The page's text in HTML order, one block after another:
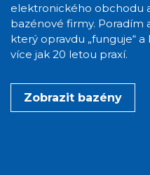
elektronického obchodu
bazénové firmy. Poradím
který opravdu „funguje“
více jak 20 letou praxí.
Zobrazit bazény